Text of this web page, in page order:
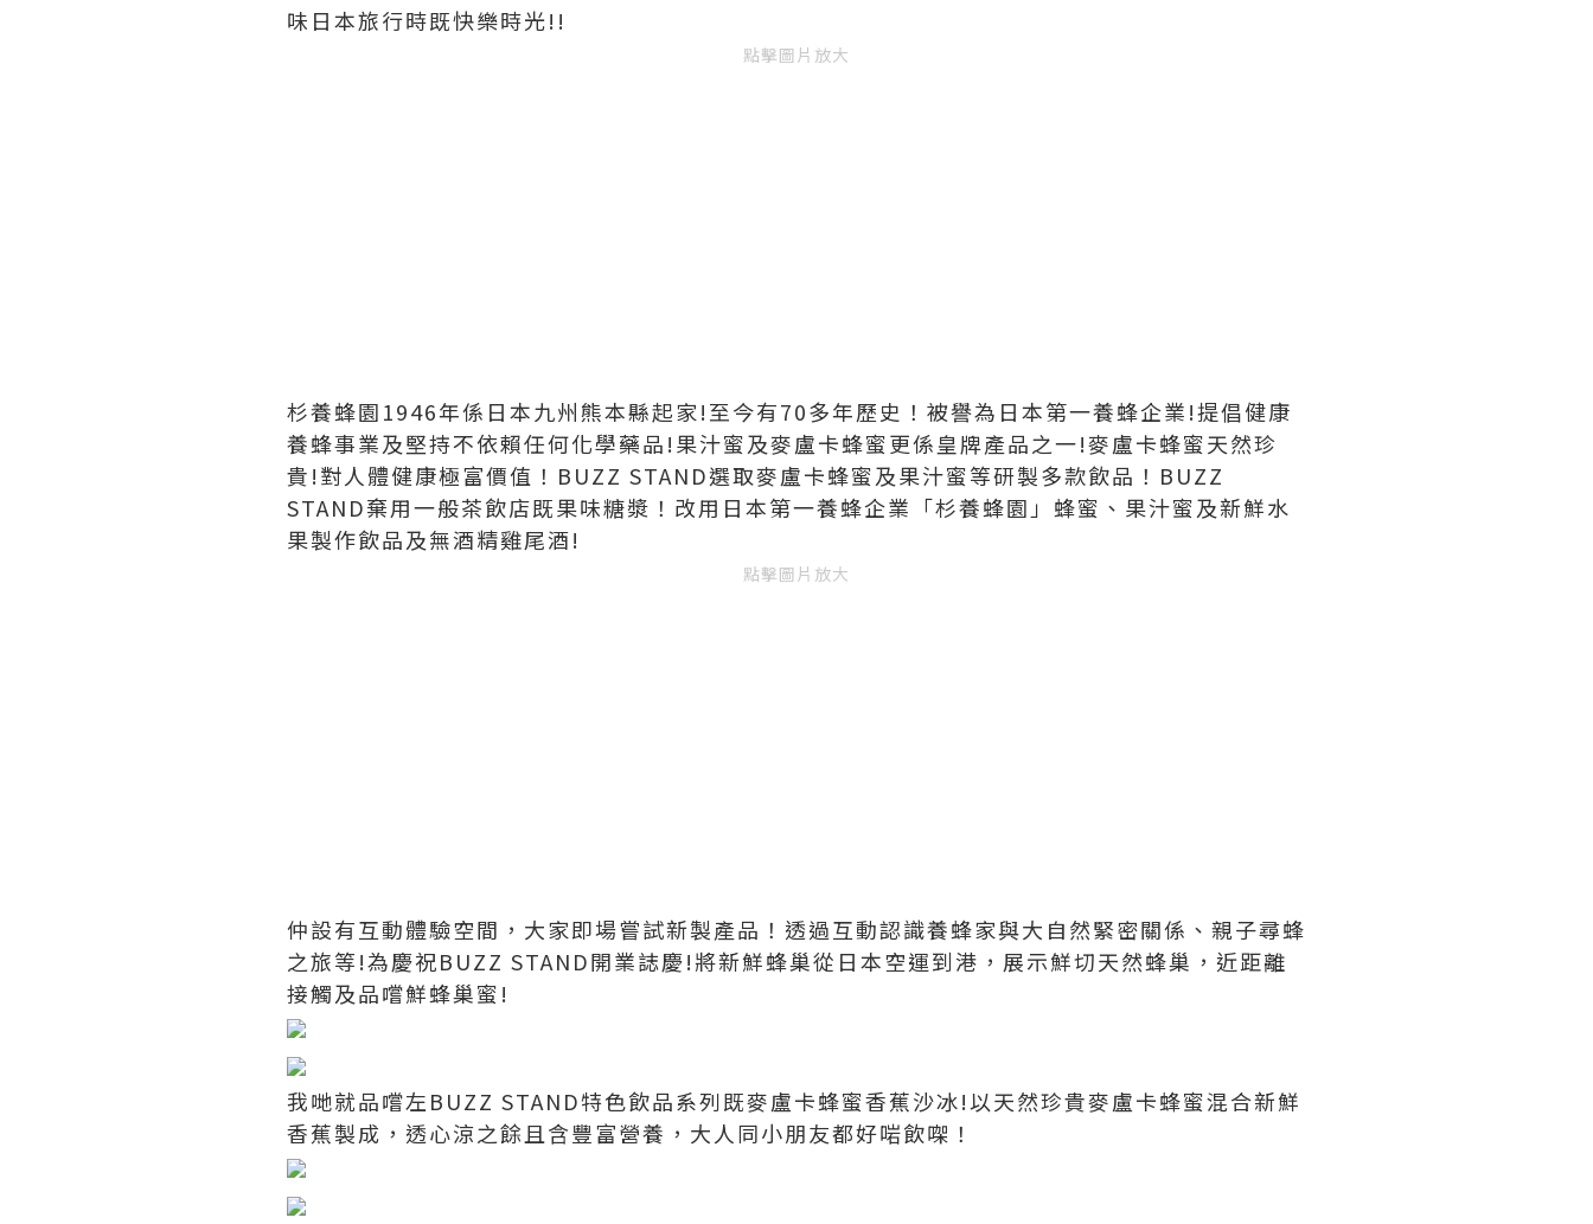
味日本旅行時既快樂時光!!
點擊圖片放大
杉養蜂園1946年係日本九州熊本縣起家!至今有70多年歷史！被譽為日本第一養蜂企業!提倡健康
養蜂事業及堅持不依賴任何化學藥品!果汁蜜及麥盧卡蜂蜜更係皇牌產品之一!麥盧卡蜂蜜天然珍
貴!對人體健康極富價值！BUZZ STAND選取麥盧卡蜂蜜及果汁蜜等研製多款飲品！BUZZ
STAND棄用一般茶飲店既果味糖漿！改用日本第一養蜂企業「杉養蜂園」蜂蜜、果汁蜜及新鮮水
果製作飲品及無酒精雞尾酒!
點擊圖片放大
仲設有互動體驗空間，大家即場嘗試新製產品！透過互動認識養蜂家與大自然緊密關係、親子尋蜂
之旅等!為慶祝BUZZ STAND開業誌慶!將新鮮蜂巢從日本空運到港，展示鮮切天然蜂巢，近距離
接觸及品嚐鮮蜂巢蜜!
我哋就品嚐左BUZZ STAND特色飲品系列既麥盧卡蜂蜜香蕉沙冰!以天然珍貴麥盧卡蜂蜜混合新鮮
香蕉製成，透心涼之餘且含豐富營養，大人同小朋友都好啱飲㗎！